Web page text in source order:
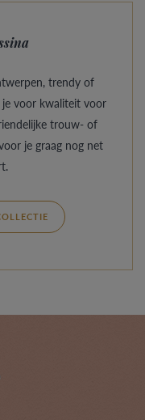
trendy of
je voor kwaliteit voor
trouw- of
je graag nog net